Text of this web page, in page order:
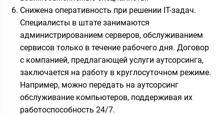
Снижена оперативность при решении IT-задач.
Специалисты в штате занимаются
администрированием серверов, обслуживанием
сервисов только в течение рабочего дня. Договор
с компанией, предлагающей услуги аутсорсинга,
заключается на работу в круглосуточном режиме.
Например, можно передать на аутсорсинг
обслуживание компьютеров, поддерживая их
работоспособность 24/7.